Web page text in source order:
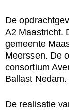
De
A2 Maastricht.
gemeente
Meerssen. De
consortium
Ballast Nedam.
De realisatie